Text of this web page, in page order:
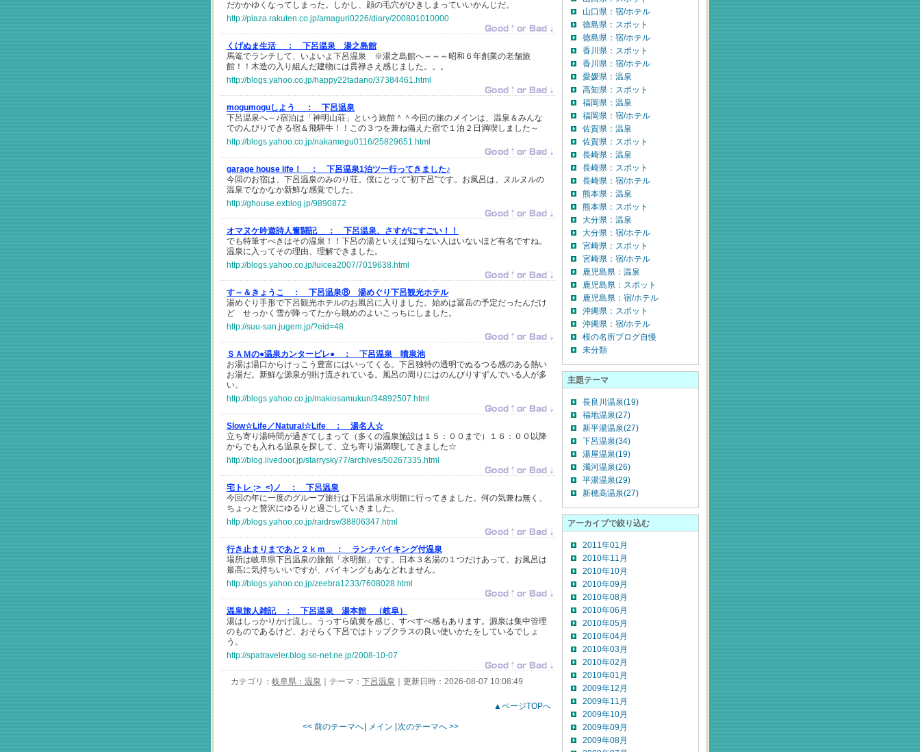
だかかゆくなってしまった。しかし、顔の毛穴がひきしまっていいかんじだ。
http://plaza.rakuten.co.jp/amaguri0226/diary/200801010000
くげぬま生活 ：
下呂温泉 湯之島館
馬篭でランチして、いよいよ下呂温泉 ※湯之島館へ～～～昭和６年創業の老舗旅
館！！木造の入り組んだ建物には貫禄さえ感じました。。。
http://blogs.yahoo.co.jp/happy22tadano/37384461.html
mogumoguしよう ：
下呂温泉
下呂温泉へ～♪宿泊は「神明山荘」という旅館＾＾今回の旅のメインは、温泉＆みんな
でのんびりできる宿＆飛騨牛！！この３つを兼ね備えた宿で１泊２日満喫しました～
http://blogs.yahoo.co.jp/nakamegu0116/25829651.html
garage house life！ ：
下呂温泉1泊ツー行ってきました♪
今回のお宿は、下呂温泉のみのり荘。僕にとって“初下呂”です。お風呂は、ヌルヌルの
温泉でなかなか新鮮な感覚でした。
http://ghouse.exblog.jp/9890872
オマヌケ吟遊詩人奮闘記 ：
下呂温泉、さすがにすごい！！
でも特筆すべきはその温泉！！下呂の湯といえば知らない人はいないほど有名ですね。
温泉に入ってその理由、理解できました。
http://blogs.yahoo.co.jp/luicea2007/7019638.html
す～＆きょうこ ：
下呂温泉⑧ 湯めぐり下呂観光ホテル
湯めぐり手形で下呂観光ホテルのお風呂に入りました。始めは冨岳の予定だったんだけ
ど せっかく雪が降ってたから眺めのよいこっちにしました。
http://suu-san.jugem.jp/?eid=48
ＳＡＭの●温泉カンタービレ● ：
下呂温泉 噴泉池
お湯は湯口からけっこう豊富にはいってくる。下呂独特の透明でぬるつる感のある熱い
お湯だ。新鮮な源泉が掛け流されている。風呂の周りにはのんびりすずんでいる人が多
い。
http://blogs.yahoo.co.jp/makiosamukun/34892507.html
Slow☆Life／Natural☆Life ：
湯名人☆
立ち寄り湯時間が過ぎてしまって（多くの温泉施設は１５：００まで）１６：００以降
からでも入れる温泉を探して、立ち寄り湯満喫してきました☆
http://blog.livedoor.jp/starrysky77/archives/50267335.html
宅トレ ;>_<)ノ ：
下呂温泉
今回の年に一度のグループ旅行は下呂温泉水明館に行ってきました。何の気兼ね無く、
ちょっと贅沢にゆるりと過ごしていきました。
http://blogs.yahoo.co.jp/raidrsv/38806347.html
行き止まりまであと２ｋｍ ：
ランチバイキング付温泉
場所は岐阜県下呂温泉の旅館「水明館」です。日本３名湯の１つだけあって、お風呂は
最高に気持ちいいですが、バイキングもあなどれません。
http://blogs.yahoo.co.jp/zeebra1233/7608028.html
温泉旅人雑記 ：
下呂温泉 湯本館 （岐阜）
湯はしっかりかけ流し。うっすら硫黄を感じ、すべすべ感もあります。源泉は集中管理
のものであるけど、おそらく下呂ではトップクラスの良い使いかたをしているでしょ
う。
http://spatraveler.blog.so-net.ne.jp/2008-10-07
カテゴリ： 岐阜県：温泉 ｜テーマ： 下呂温泉 ｜更新日時：2026-08-07 10:08:49
▲ページTOPへ
<< 前のテーマへ メイン 次のテーマへ >>
山口県：宿/ホテル
徳島県：スポット
徳島県：宿/ホテル
香川県：スポット
香川県：宿/ホテル
愛媛県：温泉
高知県：スポット
福岡県：温泉
福岡県：宿/ホテル
佐賀県：温泉
佐賀県：スポット
長崎県：温泉
長崎県：スポット
長崎県：宿/ホテル
熊本県：温泉
熊本県：スポット
大分県：温泉
大分県：宿/ホテル
宮崎県：スポット
宮崎県：宿/ホテル
鹿児島県：温泉
鹿児島県：スポット
鹿児島県：宿/ホテル
沖縄県：スポット
沖縄県：宿/ホテル
桜の名所ブログ自慢
未分類
主題テーマ
長良川温泉(19)
福地温泉(27)
新平湯温泉(27)
下呂温泉(34)
湯屋温泉(19)
濁河温泉(26)
平湯温泉(29)
新穂高温泉(27)
アーカイブで絞り込む
2011年01月
2010年11月
2010年10月
2010年09月
2010年08月
2010年06月
2010年05月
2010年04月
2010年03月
2010年02月
2010年01月
2009年12月
2009年11月
2009年10月
2009年09月
2009年08月